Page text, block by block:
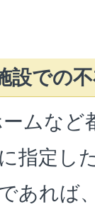
設での
ムなど
指定し
あれば